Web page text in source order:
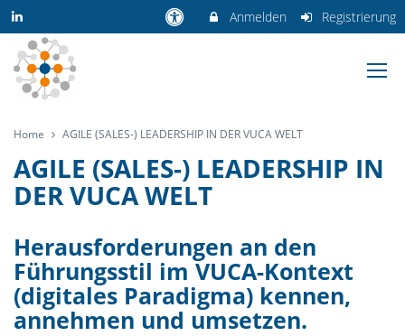
Anmelden Registrierung
Home AGILE (SALES-) LEADERSHIP IN DER VUCA WELT
AGILE (SALES-) LEADERSHIP IN
DER VUCA WELT
Herausforderungen an den
Führungsstil im VUCA-Kontext
(digitales Paradigma) kennen,
annehmen und umsetzen.